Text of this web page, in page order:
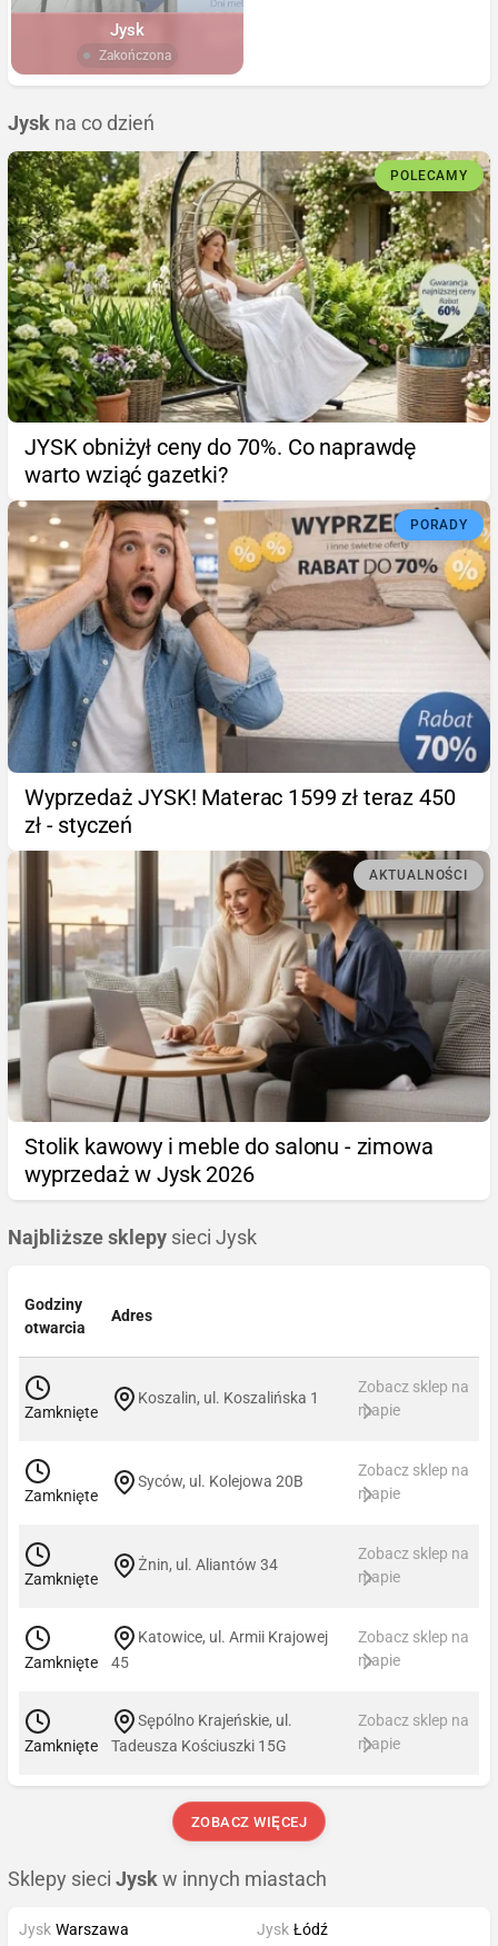
Jysk
Zakończona
Jysk na co dzień
POLECAMY
JYSK obniżył ceny do 70%. Co naprawdę
warto wziąć gazetki?
PORADY
Wyprzedaż JYSK! Materac 1599 zł teraz 450
zł - styczeń
AKTUALNOŚCI
Stolik kawowy i meble do salonu - zimowa
wyprzedaż w Jysk 2026
Najbliższe sklepy sieci Jysk
Godziny
otwarcia
Adres
Zamknięte
Koszalin, ul. Koszalińska 1
Zobacz sklep na
mapie
Zamknięte
Syców, ul. Kolejowa 20B
Zobacz sklep na
mapie
Zamknięte
Żnin, ul. Aliantów 34
Zobacz sklep na
mapie
Zamknięte
Katowice, ul. Armii Krajowej
45
Zobacz sklep na
mapie
Zamknięte
Sępólno Krajeńskie, ul.
Tadeusza Kościuszki 15G
Zobacz sklep na
mapie
ZOBACZ WIĘCEJ
Sklepy sieci Jysk w innych miastach
Jysk Warszawa
Jysk Łódź